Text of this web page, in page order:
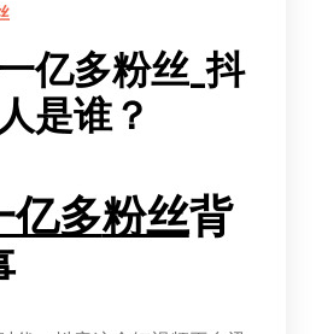
亿多粉丝_抖
是谁？
亿多粉丝背